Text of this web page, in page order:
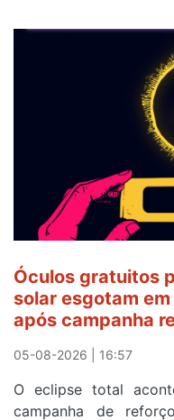
Óculos gratuitos
solar esgotam
após campanha
05-08-2026 | 16:57
O eclipse total
campanha de